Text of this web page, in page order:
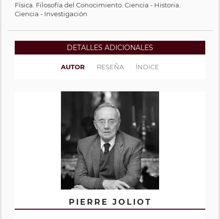
Física. Filosofía del Conocimiento. Ciencia - Historia.
Ciencia - Investigación
DETALLES ADICIONALES
AUTOR RESEÑA ÍNDICE
PIERRE JOLIOT